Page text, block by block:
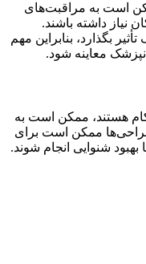
است به مراقبت‌های
نیاز داشته باشند.
بگذارد، بنابراین مهم
معاینه شود.
هستند، ممکن است به
جراحی‌ها ممکن است برای
شنوایی انجام شوند.